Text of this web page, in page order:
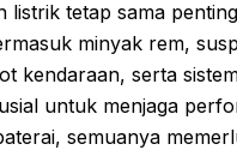
listrik tetap sama
minyak rem,
kendaraan, serta
untuk menjaga
semuanya